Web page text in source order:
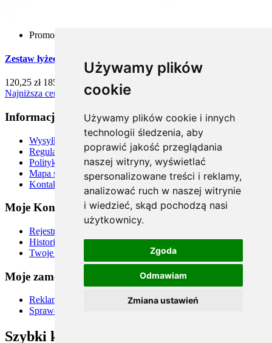
Używamy plików
cookie
Używamy plików cookie i innych
technologii śledzenia, aby
poprawić jakość przeglądania
naszej witryny, wyświetlać
spersonalizowane treści i reklamy,
analizować ruch w naszej witrynie
i wiedzieć, skąd pochodzą nasi
użytkownicy.
Zgoda
Odmawiam
Zmiana ustawień
Promocja
Zestaw łyżeczek do kawy ze stali szlachetnej - 6 szt. (Wenus)
120,25 zł 185,00 zł
Najniższa cena z ostatnich 30 dni przed promocją: 120.25 zł
Informacje
Wysyłka
Regulamin
Polityka prywatności
Mapa strony
Kontakt
Moje Konto
Rejestracja
Historia zamówień
Twoje rabaty
Moje zamówienia
Reklamacje i zwroty
Sprawdź status zamówienia
Szybki kontakt